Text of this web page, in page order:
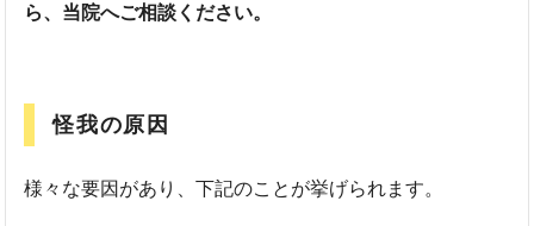
ら、当院へご相談ください。
怪我の原因
様々な要因があり、下記のことが挙げられます。